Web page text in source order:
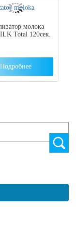
молока
Total 120сек.
Подробнее